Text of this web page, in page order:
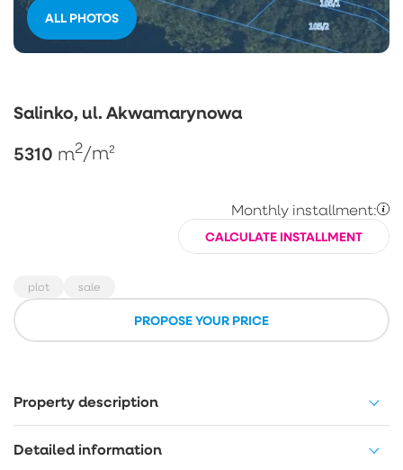
ALL PHOTOS
Salinko, ul. Akwamarynowa
5310 m2/m²
Monthly installment:
CALCULATE INSTALLMENT
plot sale
PROPOSE YOUR PRICE
Property description
Detailed information